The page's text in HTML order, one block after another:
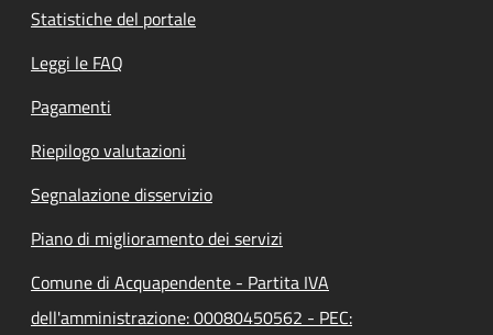
Statistiche del portale
Leggi le FAQ
Pagamenti
Riepilogo valutazioni
Segnalazione disservizio
Piano di miglioramento dei servizi
Comune di Acquapendente - Partita IVA
dell'amministrazione: 00080450562 - PEC: